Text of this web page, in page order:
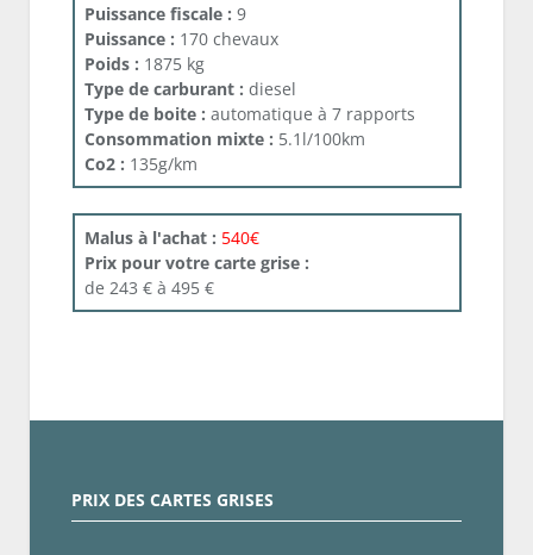
Puissance fiscale : 9
Puissance : 170 chevaux
Poids : 1875 kg
Type de carburant : diesel
Type de boite : automatique à 7 rapports
Consommation mixte : 5.1l/100km
Co2 : 135g/km
Malus à l'achat : 540€
Prix pour votre carte grise :
de 243 € à 495 €
PRIX DES CARTES GRISES